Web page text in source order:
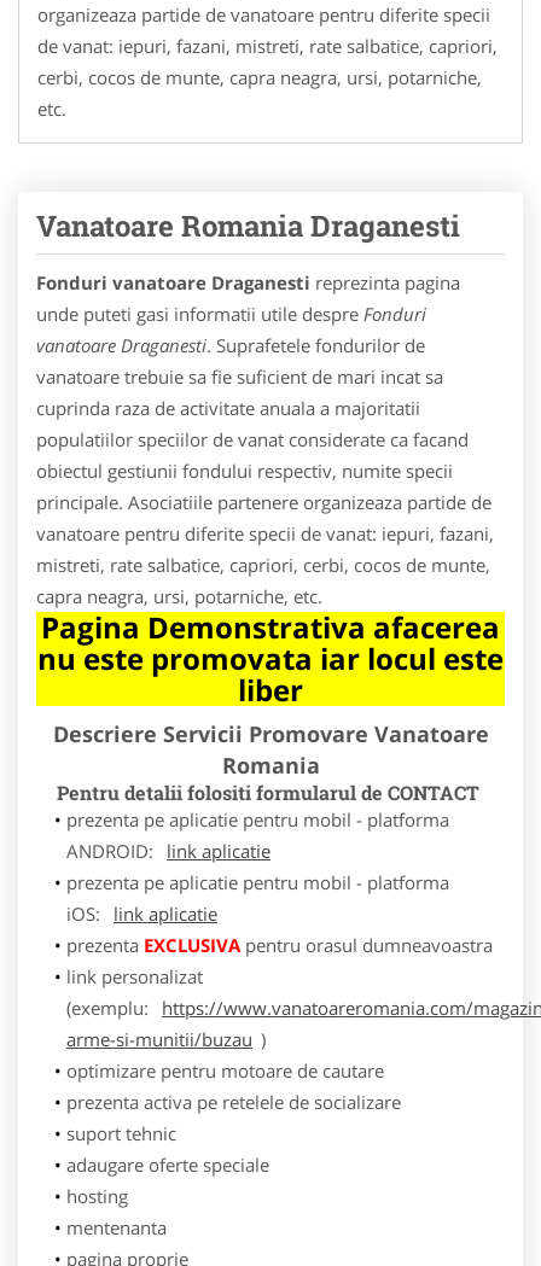
organizeaza partide de vanatoare pentru diferite specii
de vanat: iepuri, fazani, mistreti, rate salbatice, capriori,
cerbi, cocos de munte, capra neagra, ursi, potarniche,
etc.
Vanatoare Romania Draganesti
Fonduri vanatoare Draganesti reprezinta pagina
unde puteti gasi informatii utile despre Fonduri
vanatoare Draganesti. Suprafetele fondurilor de
vanatoare trebuie sa fie suficient de mari incat sa
cuprinda raza de activitate anuala a majoritatii
populatiilor speciilor de vanat considerate ca facand
obiectul gestiunii fondului respectiv, numite specii
principale. Asociatiile partenere organizeaza partide de
vanatoare pentru diferite specii de vanat: iepuri, fazani,
mistreti, rate salbatice, capriori, cerbi, cocos de munte,
capra neagra, ursi, potarniche, etc.
Pagina Demonstrativa afacerea
nu este promovata iar locul este
liber
Descriere Servicii Promovare Vanatoare
Romania
Pentru detalii folositi formularul de CONTACT
prezenta pe aplicatie pentru mobil - platforma
ANDROID:
link aplicatie
prezenta pe aplicatie pentru mobil - platforma
iOS:
link aplicatie
prezenta EXCLUSIVApentru orasul dumneavoastra
link personalizat
(exemplu:
https://www.vanatoareromania.com/
arme-si-munitii/buzau )
optimizare pentru motoare de cautare
prezenta activa pe retelele de socializare
suport tehnic
adaugare oferte speciale
hosting
mentenanta
pagina proprie